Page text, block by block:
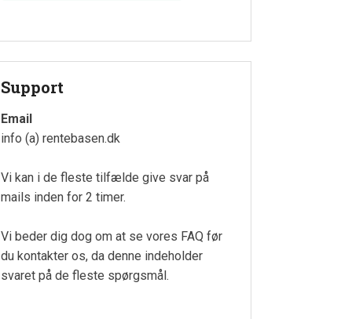
Support
Email
info (a) rentebasen.dk
Vi kan i de fleste tilfælde give svar på
mails inden for 2 timer.
Vi beder dig dog om at se vores FAQ før
du kontakter os, da denne indeholder
svaret på de fleste spørgsmål.